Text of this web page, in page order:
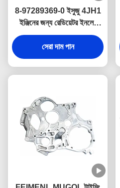
8-97289369-0 ইসুজু 4JH1
ইঞ্জিনের জন্য রেডিয়েটর ইনলেট
ওয়াটার হোলস
সেরা দাম পান